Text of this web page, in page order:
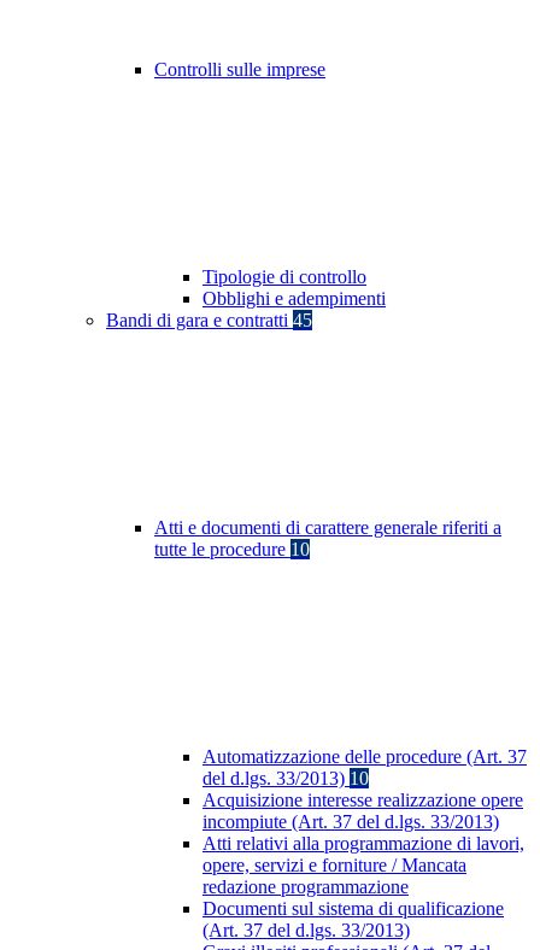
Controlli sulle imprese
Tipologie di controllo
Obblighi e adempimenti
Bandi di gara e contratti 45
Atti e documenti di carattere generale riferiti a
tutte le procedure 10
Automatizzazione delle procedure (Art. 37
del d.lgs. 33/2013) 10
Acquisizione interesse realizzazione opere
incompiute (Art. 37 del d.lgs. 33/2013)
Atti relativi alla programmazione di lavori,
opere, servizi e forniture / Mancata
redazione programmazione
Documenti sul sistema di qualificazione
(Art. 37 del d.lgs. 33/2013)